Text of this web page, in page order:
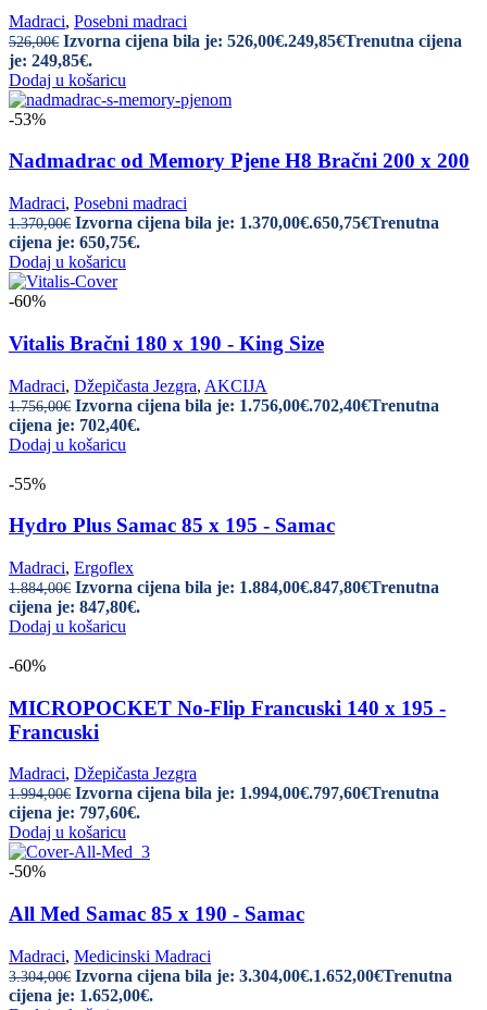
Madraci, Posebni madraci
526,00€ Izvorna cijena bila je: 526,00€.249,85€Trenutna cijena
je: 249,85€.
Dodaj u košaricu
-53%
Nadmadrac od Memory Pjene H8 Bračni 200 x 200
Madraci, Posebni madraci
1.370,00€ Izvorna cijena bila je: 1.370,00€.650,75€Trenutna
cijena je: 650,75€.
Dodaj u košaricu
-60%
Vitalis Bračni 180 x 190 - King Size
Madraci, Džepičasta Jezgra, AKCIJA
1.756,00€ Izvorna cijena bila je: 1.756,00€.702,40€Trenutna
cijena je: 702,40€.
Dodaj u košaricu
-55%
Hydro Plus Samac 85 x 195 - Samac
Madraci, Ergoflex
1.884,00€ Izvorna cijena bila je: 1.884,00€.847,80€Trenutna
cijena je: 847,80€.
Dodaj u košaricu
-60%
MICROPOCKET No-Flip Francuski 140 x 195 -
Francuski
Madraci, Džepičasta Jezgra
1.994,00€ Izvorna cijena bila je: 1.994,00€.797,60€Trenutna
cijena je: 797,60€.
Dodaj u košaricu
-50%
All Med Samac 85 x 190 - Samac
Madraci, Medicinski Madraci
3.304,00€ Izvorna cijena bila je: 3.304,00€.1.652,00€Trenutna
cijena je: 1.652,00€.